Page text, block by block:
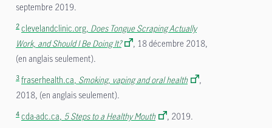
septembre 2019.
2 clevelandclinic.org, Does Tongue Scraping Actually
Work, and Should I Be Doing It?
, 18 décembre 2018,
(en anglais seulement).
3 fraserhealth.ca, Smoking, vaping and oral health
,
2018, (en anglais seulement).
4 cda-adc.ca, 5 Steps to a Healthy Mouth , 2019.